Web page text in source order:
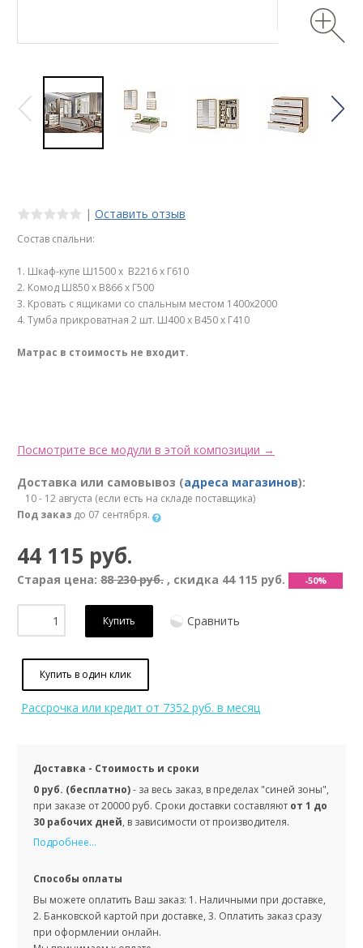
| Оставить отзыв
Состав спальни:
1. Шкаф-купе Ш1500 х В2216 х Г610
2. Комод Ш850 х В866 х Г500
3. Кровать с ящиками со спальным местом 1400х2000
4. Тумба прикроватная 2 шт. Ш400 х В450 х Г410
Матрас в стоимость не входит.
Посмотрите все модули в этой композиции →
Доставка или самовывоз (адреса магазинов):
10 - 12 августа (если есть на складе поставщика)
Под заказ до 07 сентября.
44 115 руб.
Старая цена: 88 230 руб. , скидка 44 115 руб. -50%
Купить Сравнить
Купить в один клик
Рассрочка или кредит от 7352 руб. в месяц
Доставка - Стоимость и сроки
0 руб. (бесплатно)- за весь заказ, в пределах "синей зоны",
при заказе от 20000 руб. Сроки доставки составляют от 1 до
30 рабочих дней, в зависимости от производителя.
Подробнее...
Способы оплаты
Вы можете оплатить Ваш заказ: 1. Наличными при доставке,
2. Банковской картой при доставке, 3. Оплатить заказ сразу
при оформлении онлайн.